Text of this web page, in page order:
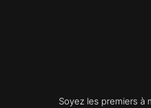
Soyez les premiers à